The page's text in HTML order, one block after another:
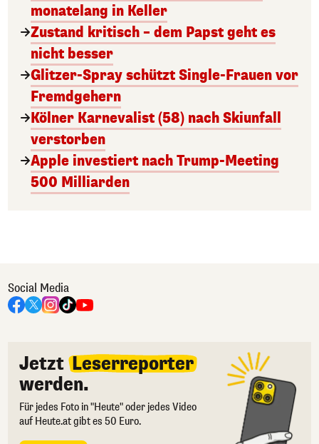
monatelang in Keller
Zustand kritisch – dem Papst geht es
nicht besser
Glitzer-Spray schützt Single-Frauen vor
Fremdgehern
Kölner Karnevalist (58) nach Skiunfall
verstorben
Apple investiert nach Trump-Meeting
500 Milliarden
Social Media
Jetzt Leserreporter
werden.
Für jedes Foto in "Heute" oder jedes Video
auf Heute.at gibt es 50 Euro.